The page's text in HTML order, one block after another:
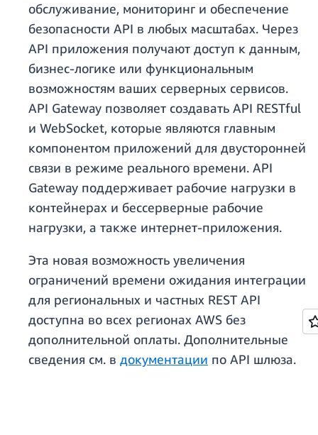
обслуживание, мониторинг и обеспечение
безопасности API в любых масштабах. Через
API приложения получают доступ к данным,
бизнес‑логике или функциональным
возможностям ваших серверных сервисов.
API Gateway позволяет создавать API RESTful
и WebSocket, которые являются главным
компонентом приложений для двусторонней
связи в режиме реального времени. API
Gateway поддерживает рабочие нагрузки в
контейнерах и бессерверные рабочие
нагрузки, а также интернет‑приложения.
Эта новая возможность увеличения
ограничений времени ожидания интеграции
для региональных и частных REST API
доступна во всех регионах AWS без
дополнительной оплаты. Дополнительные
сведения см. в документации по API шлюза.